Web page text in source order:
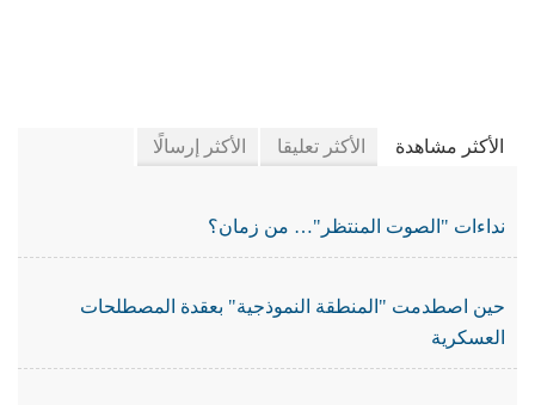
الأكثر مشاهدة الأكثر تعليقا الأكثر إرسالًا
نداءات "الصوت المنتظر"… من زمان؟
حين اصطدمت "المنطقة النموذجية" بعقدة المصطلحات
العسكرية